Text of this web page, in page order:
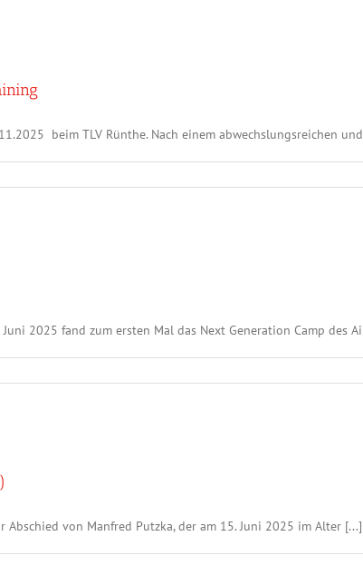
beim TLV Rünthe. Nach einem abwechslungsreichen
2025 fand zum ersten Mal das Next Generation Camp des
von Manfred Putzka, der am 15. Juni 2025 im Alter [...]